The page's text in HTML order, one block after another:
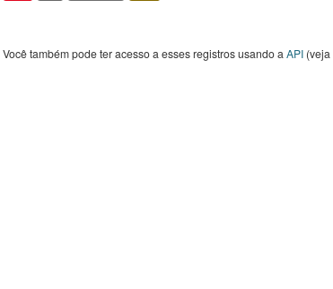
Você também pode ter acesso a esses registros usando a API(veja